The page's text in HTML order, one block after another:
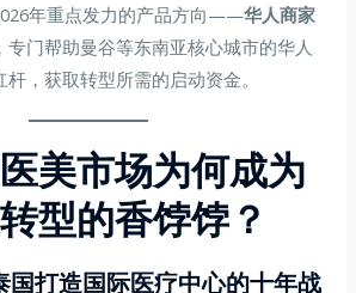
年重点发力的产品方向——华人商家
专门帮助曼谷等东南亚核心城市的华人
，获取转型所需的启动资金。
美市场为何成为
型的香饽饽？
国打造国际医疗中心的十年战